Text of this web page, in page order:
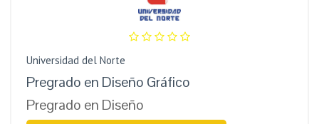
Universidad del Norte
Pregrado en Diseño Gráfico
Pregrado en Diseño